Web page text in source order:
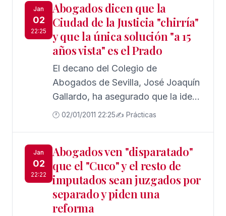
Jan
02
22:25
Abogados dicen que la
Ciudad de la Justicia "chirría"
y que la única solución "a 15
años vista" es el Prado
El decano del Colegio de
Abogados de Sevilla, José Joaquín
Gallardo, ha asegurado que la idea
de construir la Ciudad de la Justicia
capacidad de indignar a cualquier
persona que se sienta sevillana",
asegurando que la "única" solución
posible a 15 años vista se
encuentra en reformar las actuales
🕐 02/01/2011 22:25✍️ Prácticas
Jan
02
22:22
Abogados ven "disparatado"
que el "Cuco" y el resto de
imputados sean juzgados por
separado y piden una
reforma